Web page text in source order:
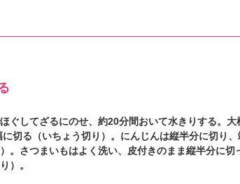
ぐしてざるにのせ、約20分間おいて水きりする。
切る（いちょう切り）。にんじんは縦半分に切り
）。さつまいもはよく洗い、皮付きのまま縦半分に
）。